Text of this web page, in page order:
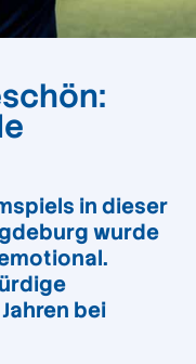
in dieser
wurde
bei